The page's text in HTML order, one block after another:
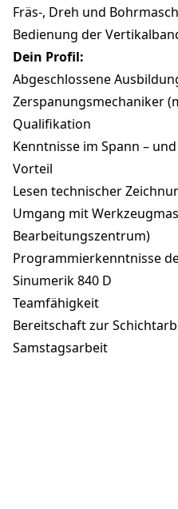
Fräs-, Dreh und
Bedienung der
Dein Profil:
Abgeschlossene
Zerspanungsmechaniker
Qualifikation
Kenntnisse im Spann –
Vorteil
Lesen technischer
Umgang mit
Bearbeitungszentrum)
Programmierkenntnisse
Sinumerik 840 D
Teamfähigkeit
Bereitschaft zur
Samstagsarbeit